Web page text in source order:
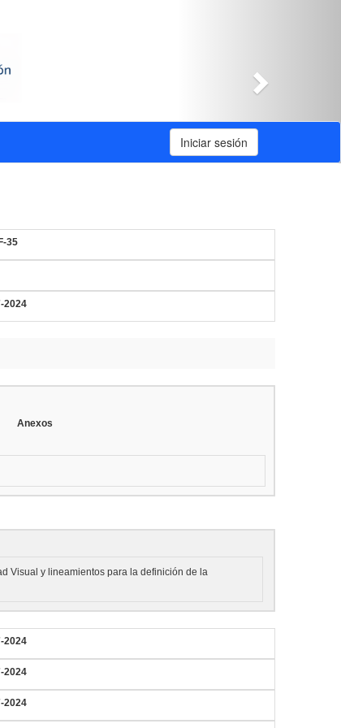
Iniciar sesión
35
2024
Anexos
Visual y lineamientos para la definición de la
2024
2024
2024